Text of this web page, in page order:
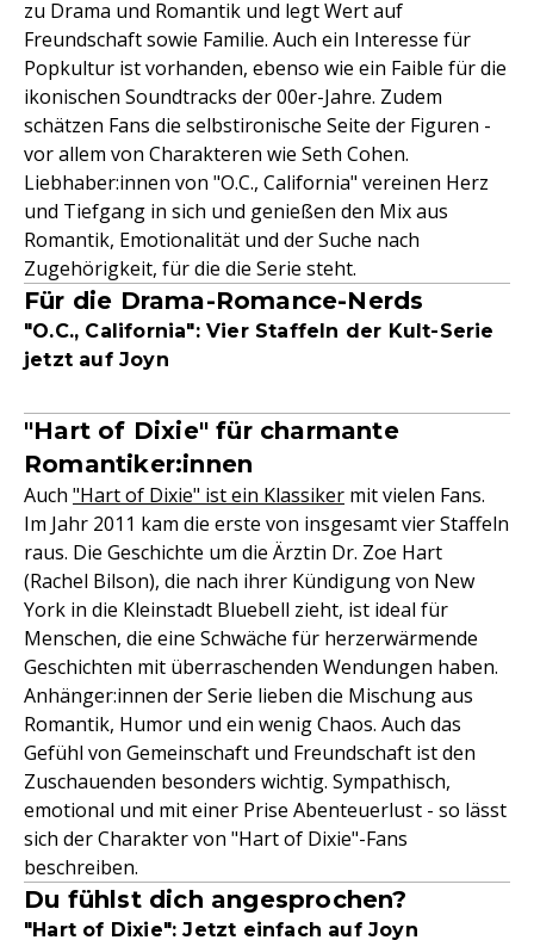
zu Drama und Romantik und legt Wert auf
Freundschaft sowie Familie. Auch ein Interesse für
Popkultur ist vorhanden, ebenso wie ein Faible für die
ikonischen Soundtracks der 00er-Jahre. Zudem
schätzen Fans die selbstironische Seite der Figuren -
vor allem von Charakteren wie Seth Cohen.
Liebhaber:innen von "O.C., California" vereinen Herz
und Tiefgang in sich und genießen den Mix aus
Romantik, Emotionalität und der Suche nach
Zugehörigkeit, für die die Serie steht.
Für die Drama-Romance-Nerds
"O.C., California": Vier Staffeln der Kult-Serie
jetzt auf Joyn
"Hart of Dixie" für charmante
Romantiker:innen
Auch "Hart of Dixie" ist ein Klassiker mit vielen Fans.
Im Jahr 2011 kam die erste von insgesamt vier Staffeln
raus. Die Geschichte um die Ärztin Dr. Zoe Hart
(Rachel Bilson), die nach ihrer Kündigung von New
York in die Kleinstadt Bluebell zieht, ist ideal für
Menschen, die eine Schwäche für herzerwärmende
Geschichten mit überraschenden Wendungen haben.
Anhänger:innen der Serie lieben die Mischung aus
Romantik, Humor und ein wenig Chaos. Auch das
Gefühl von Gemeinschaft und Freundschaft ist den
Zuschauenden besonders wichtig. Sympathisch,
emotional und mit einer Prise Abenteuerlust - so lässt
sich der Charakter von "Hart of Dixie"-Fans
beschreiben.
Du fühlst dich angesprochen?
"Hart of Dixie": Jetzt einfach auf Joyn